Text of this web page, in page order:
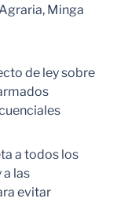
Minga
de ley sobre
a todos los
a las
evitar